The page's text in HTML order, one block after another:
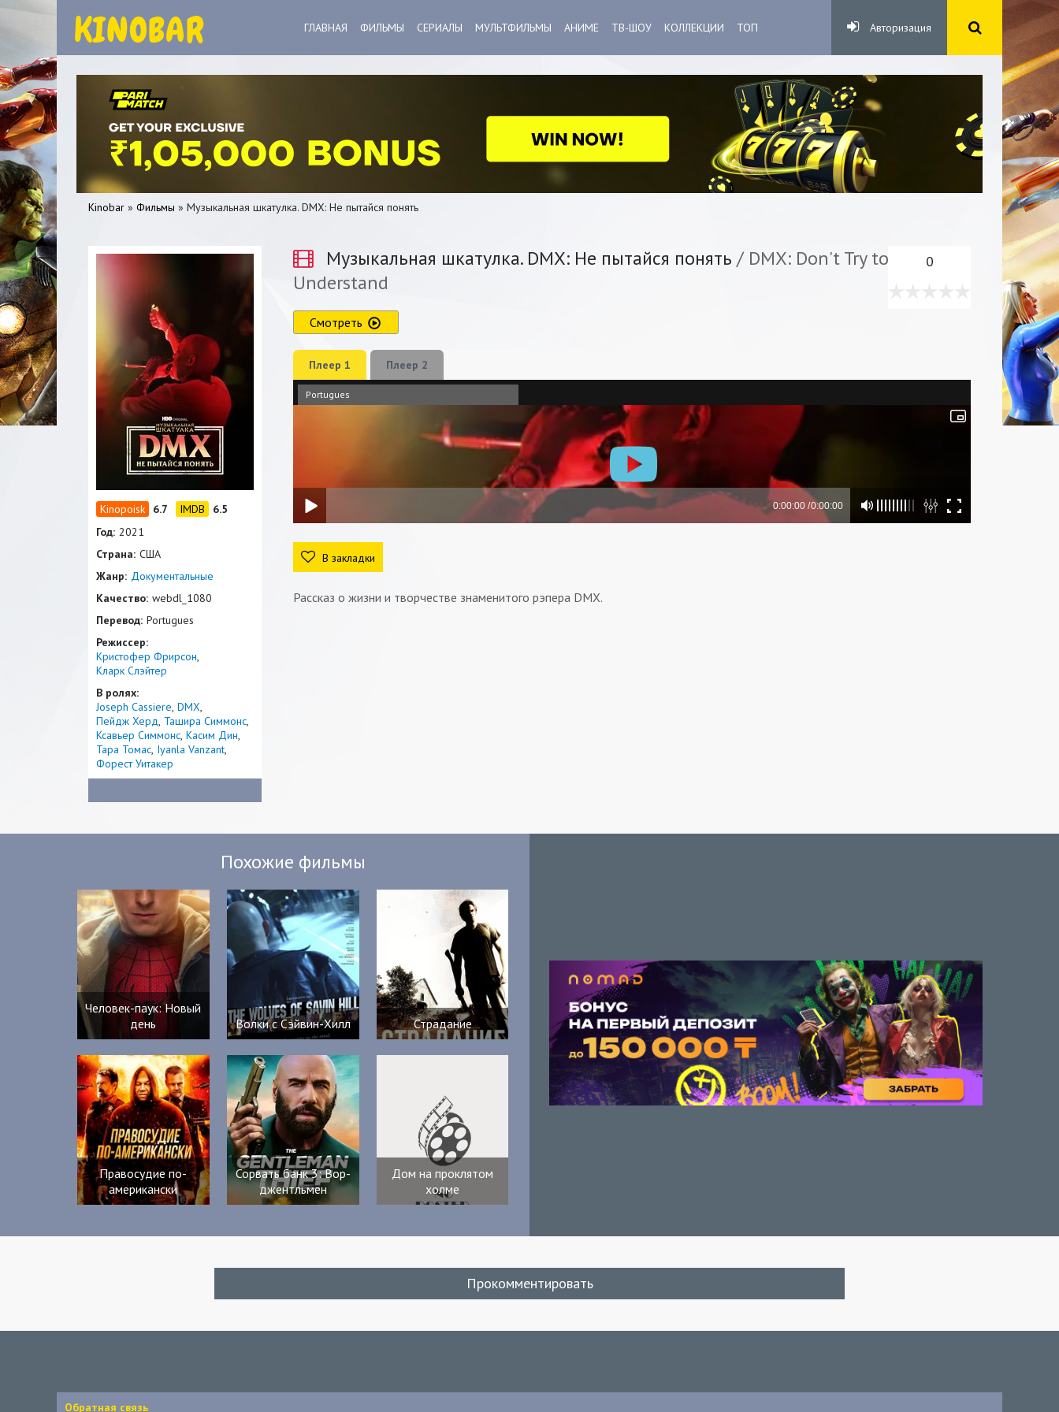
ГЛАВНАЯ ФИЛЬМЫ СЕРИАЛЫ МУЛЬТФИЛЬМЫ АНИМЕ ТВ-ШОУ КОЛЛЕКЦИИ ТОП Авторизация
Kinobar » Фильмы » Музыкальная шкатулка. DMX: Не пытайся понять
Музыкальная шкатулка. DMX: Не пытайся понять / DMX: Don't Try to
Understand
0
Смотреть
Плеер 1 Плеер 2
Portugues
В закладки
Рассказ о жизни и творчестве знаменитого рэпера DMX.
6.7
6.5
Год: 2021
Страна: США
Жанр: Документальные
Качество: webdl_1080
Перевод: Portugues
Режиссер:
Кристофер Фрирсон
Кларк Слэйтер
В ролях:
Joseph Cassiere DMX
Пейдж Херд Ташира Симмонс
Ксавьер Симмонс Касим Дин
Тара Томас Iyanla Vanzant
Форест Уитакер
Похожие фильмы
Человек-паук: Новый
день
Волки с Сэйвин-Хилл Страдание
Правосудие по-
американски
Сорвать банк 3: Вор-
джентльмен
Дом на проклятом
холме
Прокомментировать
Обратная связь